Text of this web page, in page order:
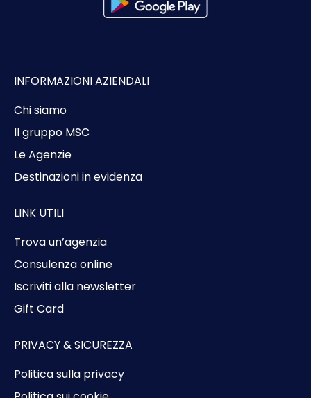
INFORMAZIONI AZIENDALI
Chi siamo
Il gruppo MSC
Le Agenzie
Destinazioni in evidenza
LINK UTILI
Trova un’agenzia
Consulenza online
Iscriviti alla newsletter
Gift Card
PRIVACY & SICUREZZA
Politica sulla privacy